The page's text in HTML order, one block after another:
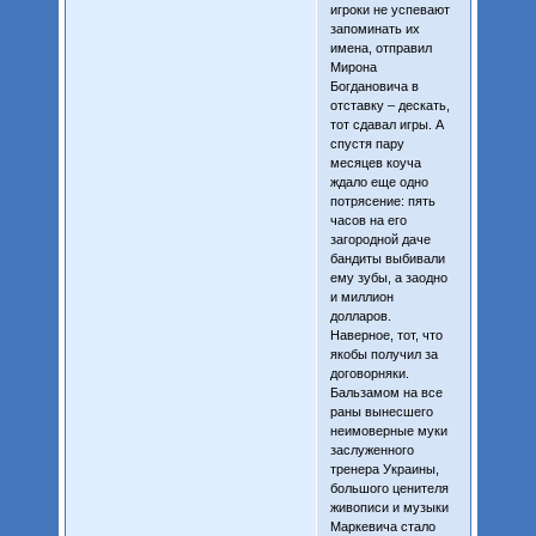
игроки не успевают
запоминать их
имена, отправил
Мирона
Богдановича в
отставку – дескать,
тот сдавал игры. А
спустя пару
месяцев коуча
ждало еще одно
потрясение: пять
часов на его
загородной даче
бандиты выбивали
ему зубы, а заодно
и миллион
долларов.
Наверное, тот, что
якобы получил за
договорняки.
Бальзамом на все
раны вынесшего
неимоверные муки
заслуженного
тренера Украины,
большого ценителя
живописи и музыки
Маркевича стало